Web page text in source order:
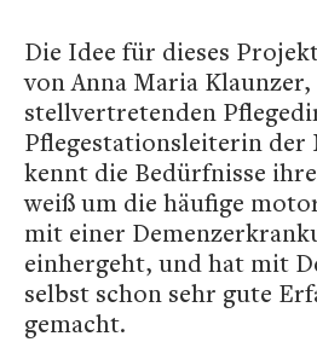
Die Idee für dieses
vonAnna Maria Klaunzer,
stellvertretenden
Pflegestationsleiterin der
kennt die Bedürfnisse
weiß um die häufige
mit einer
einhergeht, undhat mit
selbst schon sehr gute
gemacht.